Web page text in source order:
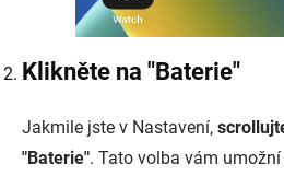
Klikněte na "Baterie"
Jakmile jste v Nastavení,
"Baterie". Tato volba vám umožní